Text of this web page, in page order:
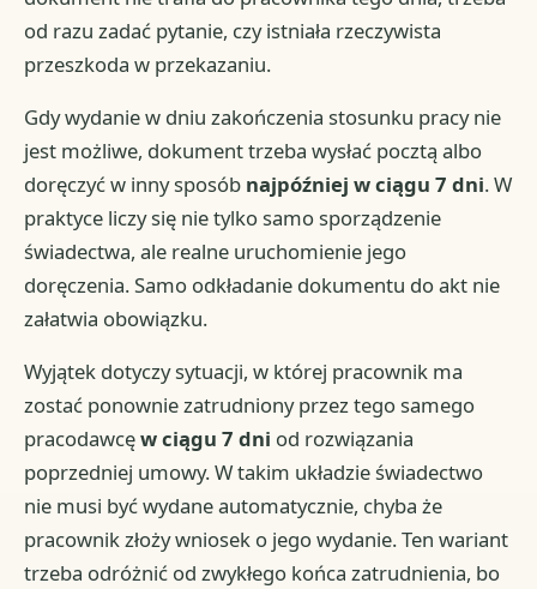
od razu zadać pytanie, czy istniała rzeczywista
przeszkoda w przekazaniu.
Gdy wydanie w dniu zakończenia stosunku pracy nie
jest możliwe, dokument trzeba wysłać pocztą albo
doręczyć w inny sposób najpóźniej w ciągu 7 dni. W
praktyce liczy się nie tylko samo sporządzenie
świadectwa, ale realne uruchomienie jego
doręczenia. Samo odkładanie dokumentu do akt nie
załatwia obowiązku.
Wyjątek dotyczy sytuacji, w której pracownik ma
zostać ponownie zatrudniony przez tego samego
pracodawcęw ciągu 7 dni od rozwiązania
poprzedniej umowy. W takim układzie świadectwo
nie musi być wydane automatycznie, chyba że
pracownik złoży wniosek o jego wydanie. Ten wariant
trzeba odróżnić od zwykłego końca zatrudnienia, bo